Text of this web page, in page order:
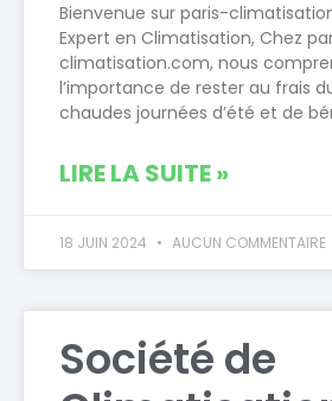
Bienvenue sur paris-
Expert en Climatisation, Chez
climatisation.com, nous
l’importance de rester au frais
chaudes journées d’été et de
LIRE LA SUITE »
18 JUIN 2024 AUCUN COMMENTAIRE
Société de